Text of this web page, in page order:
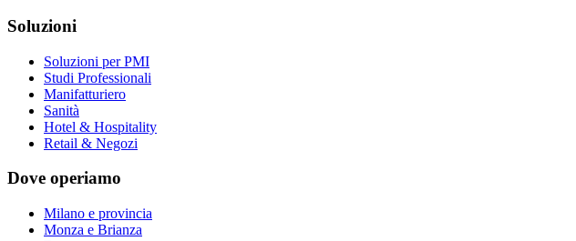
Soluzioni
Soluzioni per PMI
Studi Professionali
Manifatturiero
Sanità
Hotel & Hospitality
Retail & Negozi
Dove operiamo
Milano e provincia
Monza e Brianza